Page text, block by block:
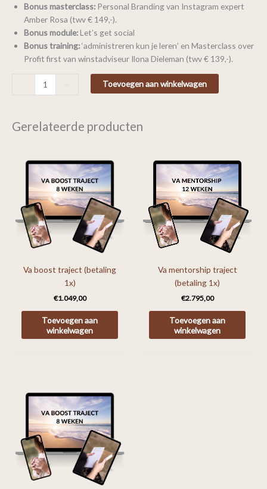
Bonus masterclass: Personal Branding van Instagram expert
Amber Rosa (twv € 149,-).
Bonus module:Let’s get social
Bonus training:‘administreren kun je leren’ en Masterclass over
Profit first van winstadviseur Ilona Dieleman (twv € 139,-).
Toevoegen aan winkelwagen
Gerelateerde producten
Va boost traject (betaling
1x)
€1.049,00
Toevoegen aan
winkelwagen
Va mentorship traject
(betaling 1x)
€2.795,00
Toevoegen aan
winkelwagen